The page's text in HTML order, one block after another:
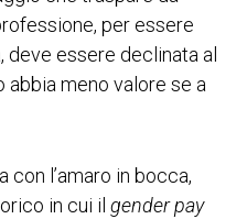
per essere
essere declinata al
abbia meno valore se a
con l’amaro in bocca,
in cui il gender pay